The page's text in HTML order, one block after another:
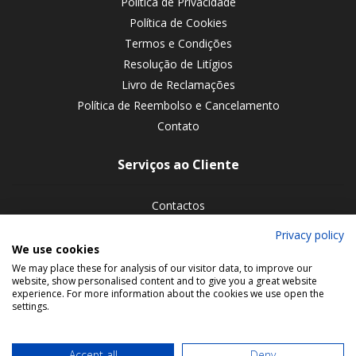
Política de Cookies
Termos e Condições
Resolução de Litígios
Livro de Reclamações
Política de Reembolso e Cancelamento
Contato
Serviços ao Cliente
Contactos
Siga-nos nas redes sociais
Privacy policy
We use cookies
We may place these for analysis of our visitor data, to improve our
website, show personalised content and to give you a great website
experience. For more information about the cookies we use open the
settings.